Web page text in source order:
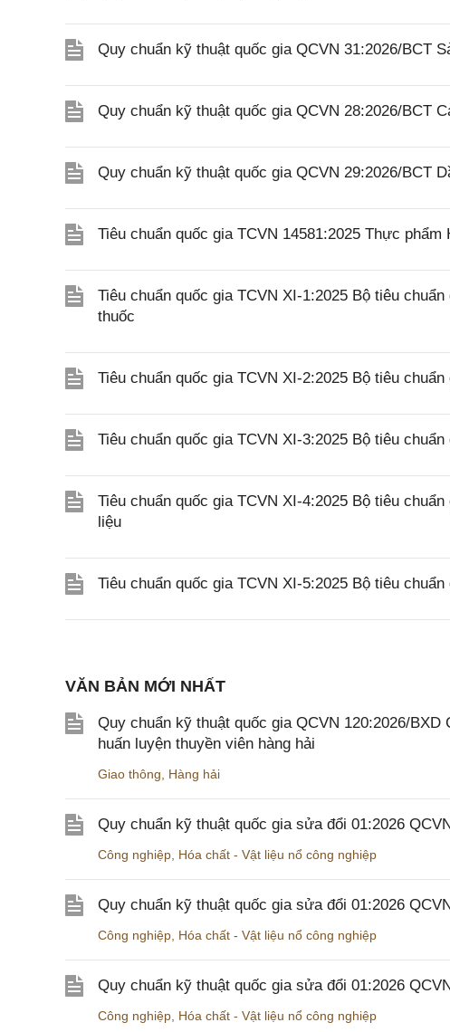
Quy chuẩn kỹ thuật quốc gia QCVN 31:2026/BCT
Quy chuẩn kỹ thuật quốc gia QCVN 28:2026/BCT
Quy chuẩn kỹ thuật quốc gia QCVN 29:2026/BCT
Tiêu chuẩn quốc gia TCVN 14581:2025 Thực
Tiêu chuẩn quốc gia TCVN XI-1:2025 Bộ tiêu
thuốc
Tiêu chuẩn quốc gia TCVN XI-2:2025 Bộ tiêu
Tiêu chuẩn quốc gia TCVN XI-3:2025 Bộ tiêu
Tiêu chuẩn quốc gia TCVN XI-4:2025 Bộ tiêu
liệu
Tiêu chuẩn quốc gia TCVN XI-5:2025 Bộ tiêu
VĂN BẢN MỚI NHẤT
Quy chuẩn kỹ thuật quốc gia QCVN 120:2026/
huấn luyện thuyền viên hàng hải
Giao thông Hàng hải
Quy chuẩn kỹ thuật quốc gia sửa đổi 01:2026
Công nghiệp Hóa chất - Vật liệu nổ công nghiệp
Quy chuẩn kỹ thuật quốc gia sửa đổi 01:2026
Công nghiệp Hóa chất - Vật liệu nổ công nghiệp
Quy chuẩn kỹ thuật quốc gia sửa đổi 01:2026
Công nghiệp Hóa chất - Vật liệu nổ công nghiệp